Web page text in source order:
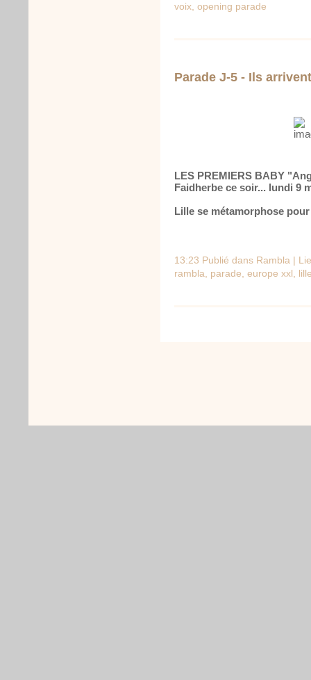
voix, opening parade
Parade J-5 - Ils
LES PREMIERS BABY
Faidherbe ce soir... lundi 9
Lille se métamorphose
13:23 Publié dans Rambla
rambla
parade europe xxl